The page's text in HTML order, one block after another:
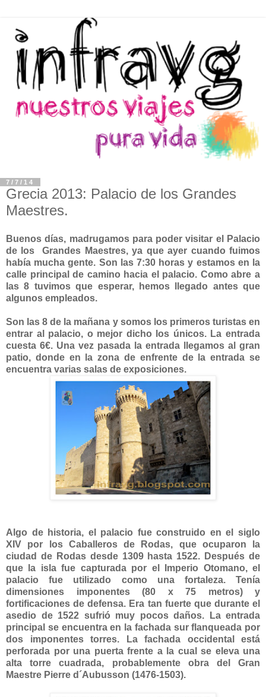
7/7/14
Grecia 2013: Palacio de los Grandes
Maestres.
Buenos días, madrugamos para poder visitar el Palacio
de los Grandes Maestres, ya que ayer cuando fuimos
había mucha gente. Son las 7:30 horas y estamos en la
calle principal de camino hacia el palacio. Como abre a
las 8 tuvimos que esperar, hemos llegado antes que
algunos empleados.
Son las 8 de la mañana y somos los primeros turistas en
entrar al palacio, o mejor dicho los únicos. La entrada
cuesta 6€. Una vez pasada la entrada llegamos al gran
patio, donde en la zona de enfrente de la entrada se
encuentra varias salas de exposiciones.
Algo de historia, el palacio fue construido en el siglo
XIV por los Caballeros de Rodas, que ocuparon la
ciudad de Rodas desde 1309 hasta 1522. Después de
que la isla fue capturada por el Imperio Otomano, el
palacio fue utilizado como una fortaleza. Tenía
dimensiones imponentes (80 x 75 metros) y
fortificaciones de defensa. Era tan fuerte que durante el
asedio de 1522 sufrió muy pocos daños. La entrada
principal se encuentra en la fachada sur flanqueada por
dos imponentes torres. La fachada occidental está
perforada por una puerta frente a la cual se eleva una
alta torre cuadrada, probablemente obra del Gran
Maestre Pierre d´Aubusson (1476-1503).